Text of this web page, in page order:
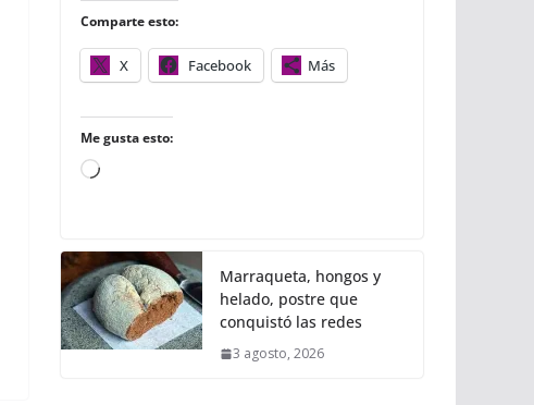
Comparte esto:
X Facebook Más
Me gusta esto:
C
g
a
n
d
Marraqueta, hongos y
helado, postre que
conquistó las redes
3 agosto, 2026